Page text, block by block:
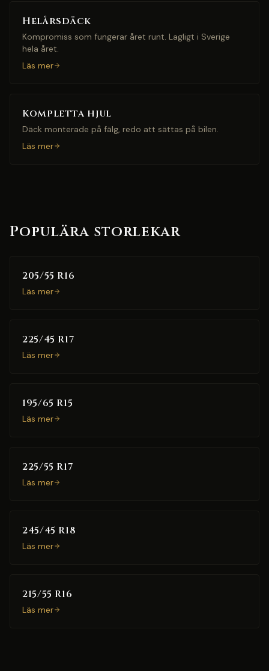
Helårsdäck
Kompromiss som fungerar året runt. Lagligt i Sverige
hela året.
Läs mer
Kompletta hjul
Däck monterade på fälg, redo att sättas på bilen.
Läs mer
Populära storlekar
205/55 R16
Läs mer
225/45 R17
Läs mer
195/65 R15
Läs mer
225/55 R17
Läs mer
245/45 R18
Läs mer
215/55 R16
Läs mer